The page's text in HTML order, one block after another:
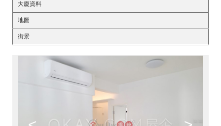
大廈資料
地圖
街景